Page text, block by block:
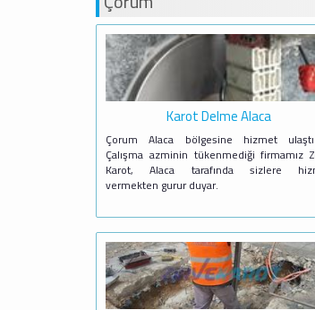
Karot Delme Alaca
Çorum Alaca bölgesine hizmet
Çalışma azminin tükenmediği firmamız
Karot, Alaca tarafında sizlere
vermekten gurur duyar.